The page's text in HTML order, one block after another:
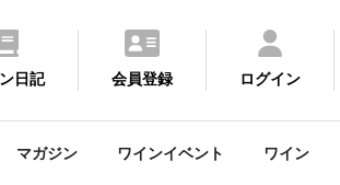
日記 会員登録 ログイン
マガジン ワインイベント ワイン